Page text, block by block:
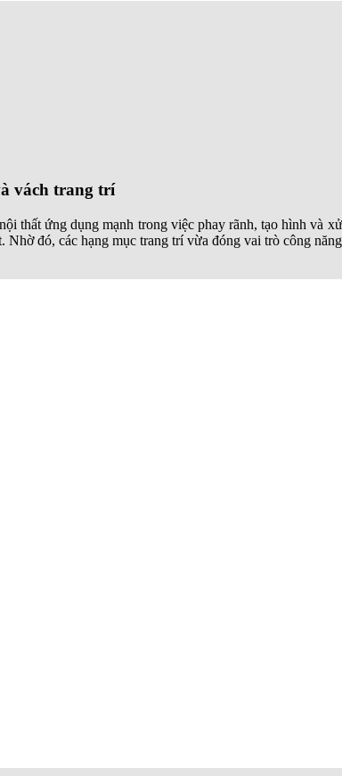
vách trang trí
thất ứng dụng mạnh trong việc phay rãnh, tạo hình và
Nhờ đó, các hạng mục trang trí vừa đóng vai trò công